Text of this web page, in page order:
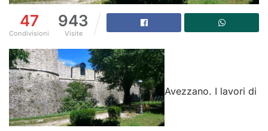
47
Condivisioni
943
Visite
Avezzano. I lavori di